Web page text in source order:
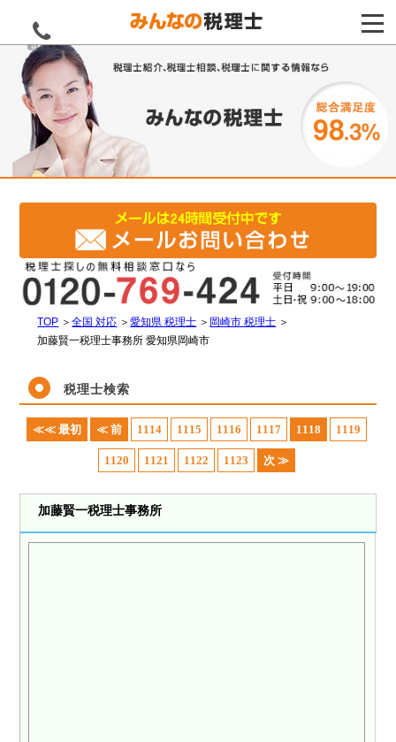
電話をする
TOP ＞全国 対応 ＞愛知県 税理士 ＞ 岡崎市 税理士 ＞
加藤賢一税理士事務所 愛知県岡崎市
税理士検索
≪≪ 最初 ≪ 前 1114 1115 1116 1117 1118 1119
1120 1121 1122 1123 次 ≫
加藤賢一税理士事務所